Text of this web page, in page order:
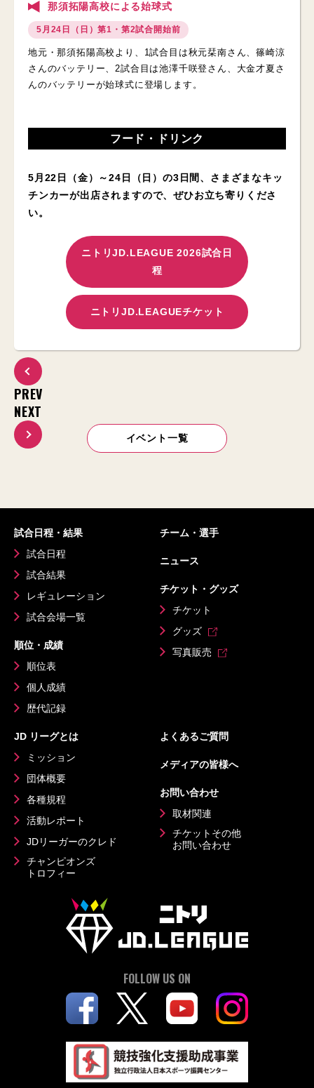
那須拓陽高校による始球式
5月24日（日）第1・第2試合開始前
地元・那須拓陽高校より、1試合目は秋元栞南さん、篠崎涼
さんのバッテリー、2試合目は池澤千咲登さん、大金才夏さ
んのバッテリーが始球式に登場します。
フード・ドリンク
5月22日（金）～24日（日）の3日間、さまざまなキッ
チンカーが出店されますので、ぜひお立ち寄りくださ
い。
ニトリJD.LEAGUE 2026試合日
程
ニトリJD.LEAGUEチケット
PREV
イベント一覧
NEXT
試合日程・結果
試合日程
試合結果
レギュレーション
試合会場一覧
順位・成績
順位表
個人成績
歴代記録
チーム・選手
ニュース
チケット・グッズ
チケット
グッズ
写真販売
JD リーグとは
ミッション
団体概要
各種規程
活動レポート
JDリーガーのクレド
チャンピオンズ
トロフィー
よくあるご質問
メディアの皆様へ
お問い合わせ
取材関連
チケットその他
お問い合わせ
FOLLOW US ON